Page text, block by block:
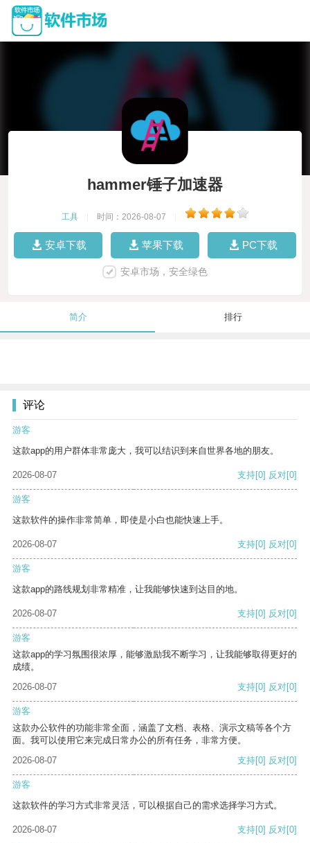
hammer锤子加速器
工具 时间：2026-08-07
安卓下载 苹果下载 PC下载
安卓市场，安全绿色
简介 排行
评论
游客
这款app的用户群体非常庞大，我可以结识到来自世界各地的朋友。
2026-08-07 支持[0] 反对[0]
游客
这款软件的操作非常简单，即使是小白也能快速上手。
2026-08-07 支持[0] 反对[0]
游客
这款app的路线规划非常精准，让我能够快速到达目的地。
2026-08-07 支持[0] 反对[0]
游客
这款app的学习氛围很浓厚，能够激励我不断学习，让我能够取得更好的
成绩。
2026-08-07
支持[0] 反对[0]
游客
这款办公软件的功能非常全面，涵盖了文档、表格、演示文稿等各个方
面。我可以使用它来完成日常办公的所有任务，非常方便。
2026-08-07
支持[0] 反对[0]
游客
这款软件的学习方式非常灵活，可以根据自己的需求选择学习方式。
2026-08-07 支持[0] 反对[0]